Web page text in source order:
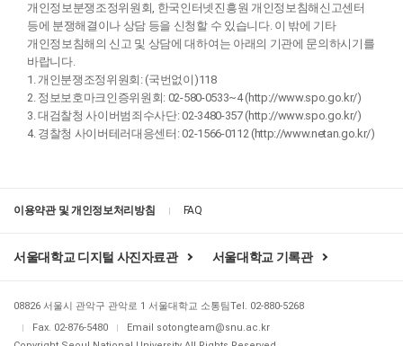
개인정보분쟁조정위원회, 한국인터넷진흥원 개인정보침해신고센터
등에 분쟁해결이나 상담 등을 신청할 수 있습니다. 이 밖에 기타
개인정보침해의 신고 및 상담에 대하여는 아래의 기관에 문의하시기를
바랍니다.
1. 개인분쟁조정위원회: (국번없이)118
2. 정보보호마크인증위원회: 02-580-0533~4 (http://www.spo.go.kr/)
3. 대검찰청 사이버범죄수사단: 02-3480-357 (http://www.spo.go.kr/)
4. 경찰청 사이버테러대응센터: 02-1566-0112 (http://www.netan.go.kr/)
이용약관 및 개인정보처리방침 FAQ
서울대학교 디지털 사진자료관 서울대학교 기록관
08826 서울시 관악구 관악로 1 서울대학교 소통팀Tel. 02-880-5268
Fax. 02-876-5480
Email sotongteam@snu.ac.kr